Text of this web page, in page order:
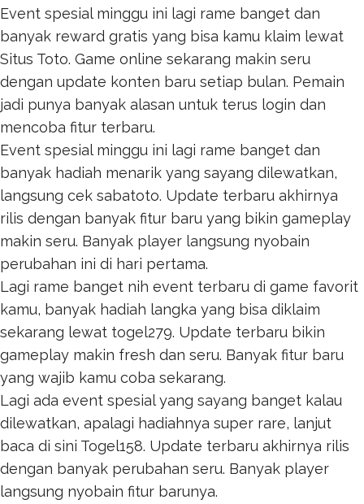
Event spesial minggu ini lagi rame banget dan
banyak reward gratis yang bisa kamu klaim lewat
Situs Toto. Game online sekarang makin seru
dengan update konten baru setiap bulan. Pemain
jadi punya banyak alasan untuk terus login dan
mencoba fitur terbaru.
Event spesial minggu ini lagi rame banget dan
banyak hadiah menarik yang sayang dilewatkan,
langsung cek sabatoto. Update terbaru akhirnya
rilis dengan banyak fitur baru yang bikin gameplay
makin seru. Banyak player langsung nyobain
perubahan ini di hari pertama.
Lagi rame banget nih event terbaru di game favorit
kamu, banyak hadiah langka yang bisa diklaim
sekarang lewat togel279. Update terbaru bikin
gameplay makin fresh dan seru. Banyak fitur baru
yang wajib kamu coba sekarang.
Lagi ada event spesial yang sayang banget kalau
dilewatkan, apalagi hadiahnya super rare, lanjut
baca di sini Togel158. Update terbaru akhirnya rilis
dengan banyak perubahan seru. Banyak player
langsung nyobain fitur barunya.